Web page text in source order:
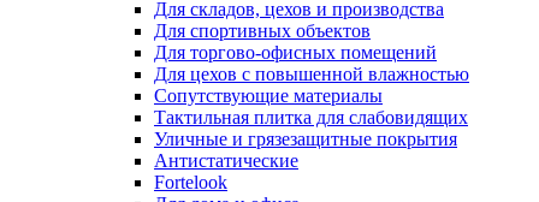
Для складов, цехов и производства
Для спортивных объектов
Для торгово-офисных помещений
Для цехов с повышенной влажностью
Сопутствующие материалы
Тактильная плитка для слабовидящих
Уличные и грязезащитные покрытия
Антистатические
Fortelook